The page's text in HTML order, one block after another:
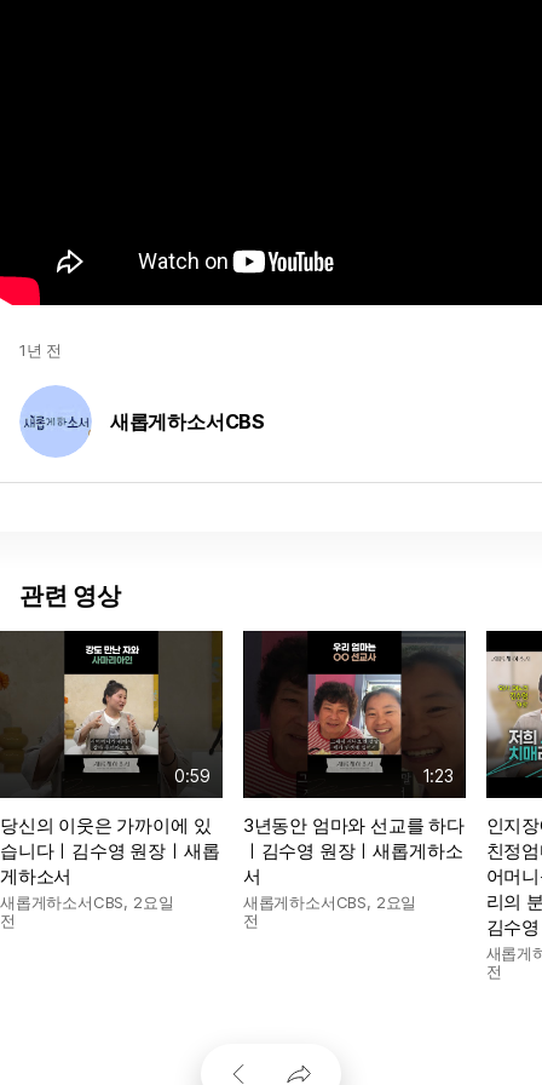
1년 전
새롭게하소서CBS
관련 영상
0:59
당신의 이웃은 가까이에 있
습니다ㅣ김수영 원장ㅣ새롭
게하소서
새롭게하소서CBS, 2요일
전
1:23
3년동안 엄마와 선교를 하다
ㅣ김수영 원장ㅣ새롭게하소
서
새롭게하소서CBS, 2요일
전
인지
친정
어머
리의
김수
새롭게
전